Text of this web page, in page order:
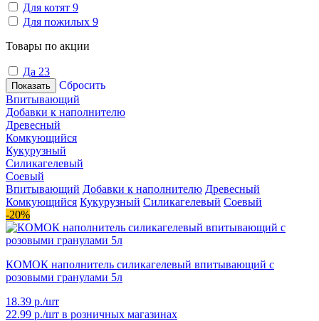
Для котят 9
Для пожилых 9
Товары по акции
Да 23
Показать
Сбросить
Впитывающий
Добавки к наполнителю
Древесный
Комкующийся
Кукурузный
Силикагелевый
Соевый
Впитывающий Добавки к наполнителю Древесный
Комкующийся Кукурузный Силикагелевый Соевый
-20%
КОМОК наполнитель силикагелевый впитывающий с
розовыми гранулами 5л
18.39 р./шт
22.99 р./шт в розничных магазинах